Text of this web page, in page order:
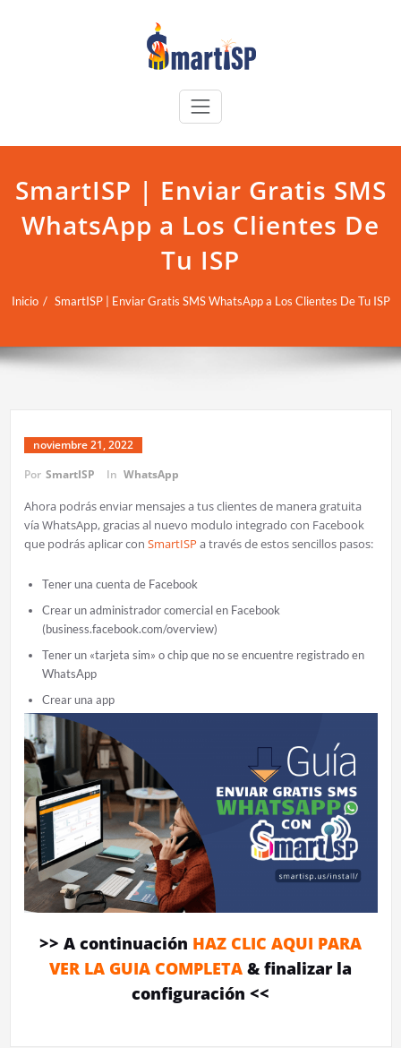
SmartISP | Enviar Gratis SMS
WhatsApp a Los Clientes De
Tu ISP
Inicio SmartISP | Enviar Gratis SMS WhatsApp a Los Clientes De Tu ISP
noviembre 21, 2022
Por SmartISP In WhatsApp
Ahora podrás enviar mensajes a tus clientes de manera gratuita
vía WhatsApp, gracias al nuevo modulo integrado con Facebook
que podrás aplicar con SmartISP a través de estos sencillos pasos:
Tener una cuenta de Facebook
Crear un administrador comercial en Facebook
(business.facebook.com/overview)
Tener un «tarjeta sim» o chip que no se encuentre registrado en
WhatsApp
Crear una app
>> A continuación HAZ CLIC AQUI PARA
VER LA GUIA COMPLETA & finalizar la
configuración <<